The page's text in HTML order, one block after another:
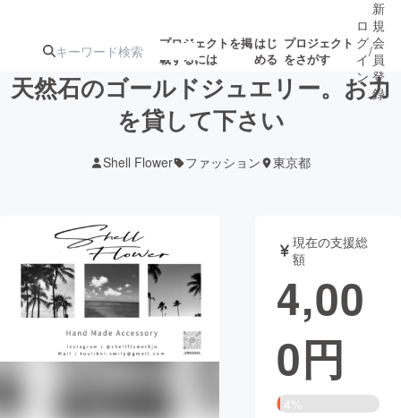
プロジェクトを掲
載するには
はじ
める
プロジェクト
をさがす
ターン
ジェクト
募集終了が近いプ
ロジェクト
アート・写真 音楽
テクノロジー・ガジェット ゲーム・サ
映像・映画 書籍・雑誌
チャレンジ
ロ
グ
イ
ン
/
新
規
会
員
登
録
天然石のゴールドジュエリー。お力
を貸して下さい
Shell Flower ファッション 東京都
現在の支援総
額
4,00
0円
4%